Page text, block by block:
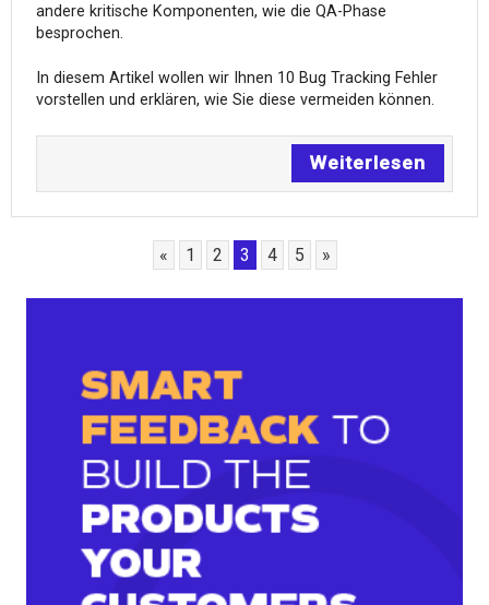
andere kritische Komponenten, wie die QA-Phase
besprochen.
In diesem Artikel wollen wir Ihnen 10 Bug Tracking Fehler
vorstellen und erklären, wie Sie diese vermeiden können.
Weiterlesen
« 1 2 3 4 5 »